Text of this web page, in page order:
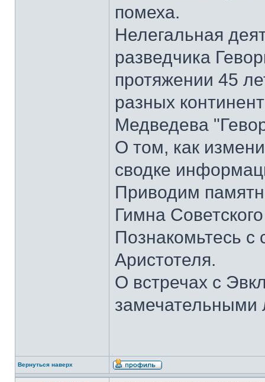
помеха.
Нелегальная
разведчика
протяжении 45
разных
Медведева
О том, как
сводке
Приводим
Гимна
Познакомьтесь
Аристотеля.
О встречах с
Вернуться наверх